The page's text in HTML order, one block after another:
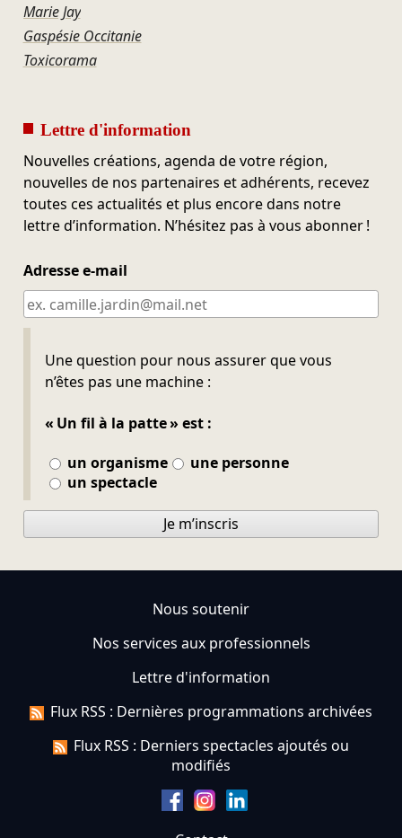
Marie Jay
Gaspésie Occitanie
Toxicorama
Lettre d'information
Nouvelles créations, agenda de votre région,
nouvelles de nos partenaires et adhérents, recevez
toutes ces actualités et plus encore dans notre
lettre d’information. N’hésitez pas à vous abonner !
Adresse e-mail
Une question pour nous assurer que vous
n’êtes pas une machine :
« Un fil à la patte » est :
un organisme
une personne
un spectacle
Ne pas remplir
Je m’inscris
Nous soutenir
Nos services aux professionnels
Lettre d'information
Flux RSS : Dernières programmations archivées
Flux RSS : Derniers spectacles ajoutés ou
modifiés